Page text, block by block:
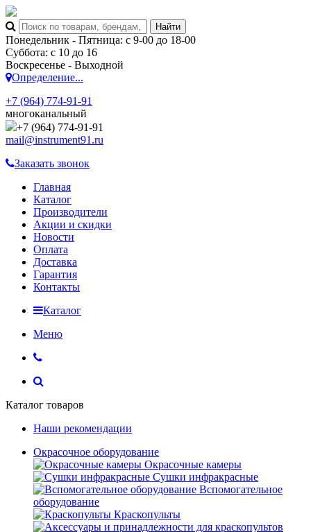
Понедельник - Пятница: с 9-00 до 18-00
Суббота: с 10 до 16
Воскресенье - Выходной
Определение...
+7 (964) 774-91-91
многоканальный
+7 (964) 774-91-91
mail@instrument91.ru
Заказать звонок
Главная
Каталог
Производители
Акции и скидки
Новости
Оплата
Доставка
Гарантия
Контакты
Каталог
Меню
Каталог товаров
Наши рекомендации
Окрасочное оборудование
Окрасочные камеры
Сушки инфракрасные
Вспомогательное
оборудование
Краскопульты